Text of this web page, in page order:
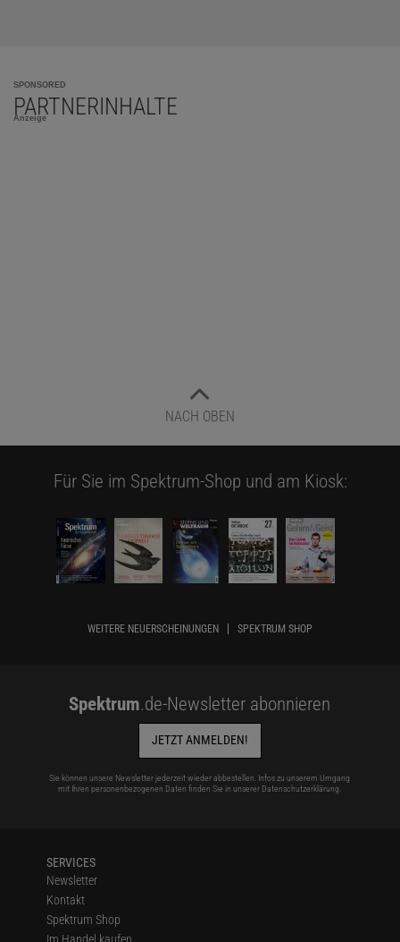
SPONSORED
PARTNERINHALTE
Anzeige
NACH OBEN
Für Sie im Spektrum-Shop und am Kiosk:
WEITERE NEUERSCHEINUNGEN SPEKTRUM SHOP
Spektrum.de-Newsletter abonnieren
JETZT ANMELDEN!
Sie können unsere Newsletter jederzeit wieder abbestellen. Infos zu unserem Umgang
mit Ihren personenbezogenen Daten finden Sie in unserer Datenschutzerklärung.
SERVICES
Newsletter
Kontakt
Spektrum Shop